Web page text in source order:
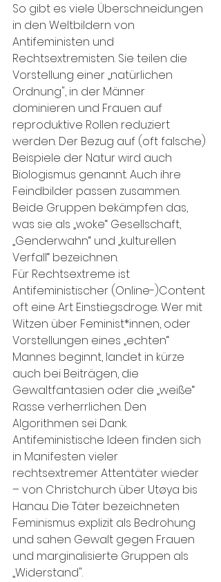
So gibt es viele Überschneidungen
in den Weltbildern von
Antifeministen und
Rechtsextremisten. Sie teilen die
Vorstellung einer „natürlichen
Ordnung", in der Männer
dominieren und Frauen auf
reproduktive Rollen reduziert
werden. Der Bezug auf (oft falsche)
Beispiele der Natur wird auch
Biologismus genannt. Auch ihre
Feindbilder passen zusammen.
Beide Gruppen bekämpfen das,
was sie als „woke“ Gesellschaft,
„Genderwahn“ und „kulturellen
Verfall“ bezeichnen.
Für Rechtsextreme ist
Antifeministischer (Online-)Content
oft eine Art Einstiegsdroge. Wer mit
Witzen über Feminist*innen, oder
Vorstellungen eines „echten“
Mannes beginnt, landet in kürze
auch bei Beiträgen, die
Gewaltfantasien oder die „weiße“
Rasse verherrlichen. Den
Algorithmen sei Dank.
Antifeministische Ideen finden sich
in Manifesten vieler
rechtsextremer Attentäter wieder
– von Christchurch über Utøya bis
Hanau. Die Täter bezeichneten
Feminismus explizit als Bedrohung
und sahen Gewalt gegen Frauen
und marginalisierte Gruppen als
„Widerstand".